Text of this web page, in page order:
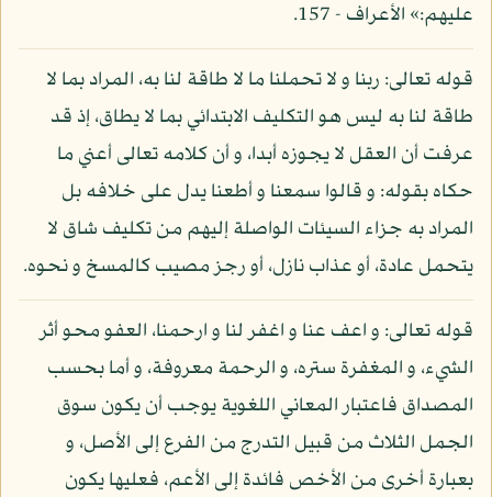
عليهم:» الأعراف - 157.
قوله تعالى: ربنا و لا تحملنا ما لا طاقة لنا به، المراد بما لا
طاقة لنا به ليس هو التكليف الابتدائي بما لا يطاق، إذ قد
عرفت أن العقل لا يجوزه أبدا، و أن كلامه تعالى أعني ما
حكاه بقوله: و قالوا سمعنا و أطعنا يدل على خلافه بل
المراد به جزاء السيئات الواصلة إليهم من تكليف شاق لا
يتحمل عادة، أو عذاب نازل، أو رجز مصيب كالمسخ و نحوه.
قوله تعالى: و اعف عنا و اغفر لنا و ارحمنا، العفو محو أثر
الشيء، و المغفرة ستره، و الرحمة معروفة، و أما بحسب
المصداق فاعتبار المعاني اللغوية يوجب أن يكون سوق
الجمل الثلاث من قبيل التدرج من الفرع إلى الأصل، و
بعبارة أخرى من الأخص فائدة إلى الأعم، فعليها يكون